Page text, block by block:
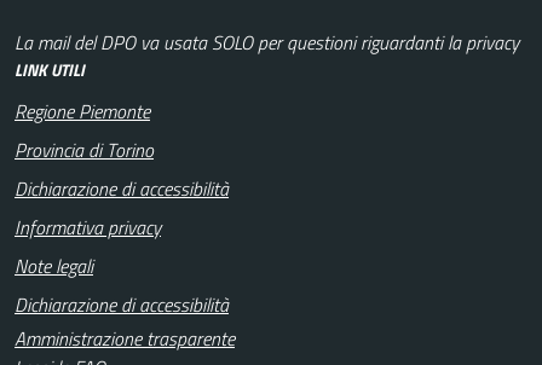
La mail del DPO va usata SOLO per questioni riguardanti la privacy
LINK UTILI
Regione Piemonte
Provincia di Torino
Dichiarazione di accessibilità
Informativa privacy
Note legali
Dichiarazione di accessibilità
Amministrazione trasparente